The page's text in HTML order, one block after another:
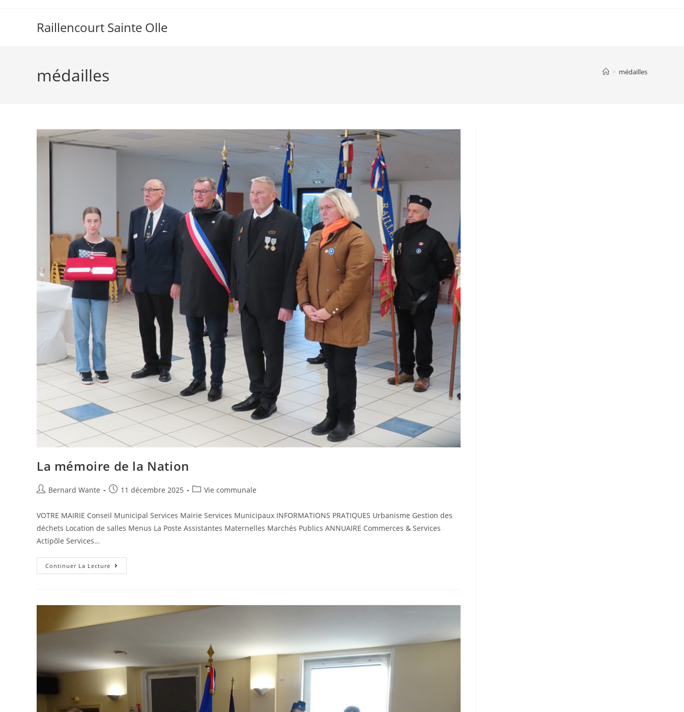
Raillencourt Sainte Olle
médailles > médailles
La mémoire de la Nation
Bernard Wante 11 décembre 2025 Vie communale
VOTRE MAIRIE Conseil Municipal Services Mairie Services Municipaux INFORMATIONS PRATIQUES Urbanisme Gestion des
déchets Location de salles Menus La Poste Assistantes Maternelles Marchés Publics ANNUAIRE Commerces & Services
Actipôle Services…
Continuer La Lecture